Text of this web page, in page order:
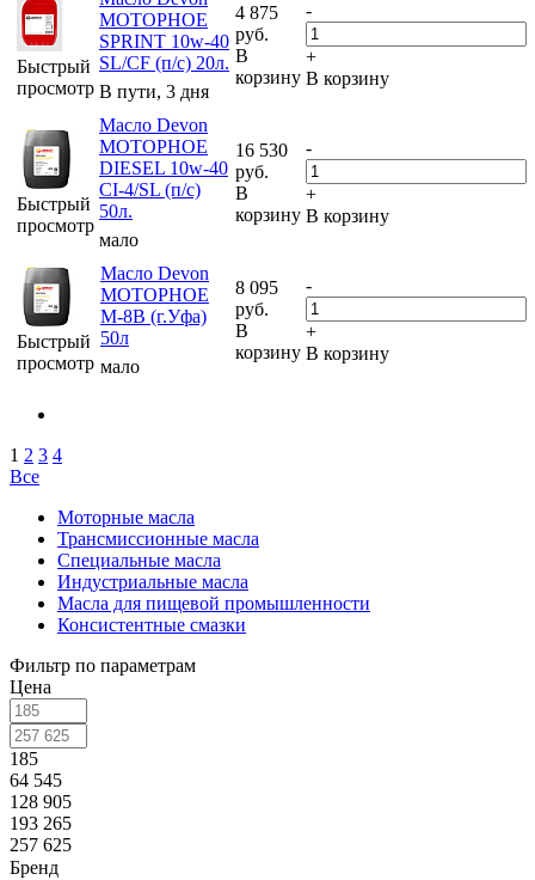
Быстрый
просмотр
МОТОРНОЕ
SPRINT 10w-40
SL/CF (п/с) 20л.
В пути, 3 дня
4 875
руб.
В
корзину
-
+
В корзину
Быстрый
просмотр
Масло Devon
МОТОРНОЕ
DIESEL 10w-40
CI-4/SL (п/с)
50л.
мало
16 530
руб.
В
корзину
-
+
В корзину
Быстрый
просмотр
Масло Devon
МОТОРНОЕ
М-8В (г.Уфа)
50л
мало
8 095
руб.
В
корзину
-
+
В корзину
1 2 3 4
Все
Моторные масла
Трансмиссионные масла
Специальные масла
Индустриальные масла
Масла для пищевой промышленности
Консистентные смазки
Фильтр по параметрам
Цена
185
64 545
128 905
193 265
257 625
Бренд